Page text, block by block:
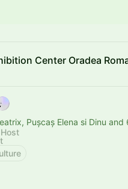
Center Oradea
Pușcaș Elena si Dinu and